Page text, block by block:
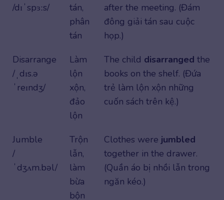
/dɪˈspɜːs/
tán,
phân
tán
after the meeting. (Đám
đông giải tán sau cuộc
họp.)
Disarrange
/ˌdɪs.ə
ˈreɪndʒ/
Làm
lộn
xộn,
đảo
lộn
The child disarranged the
books on the shelf. (Đứa
trẻ làm lộn xộn những
cuốn sách trên kệ.)
Jumble
/
ˈdʒʌm.bəl/
Trộn
lẫn,
làm
bừa
bộn
Clothes were jumbled
together in the drawer.
(Quần áo bị nhồi lẫn trong
ngăn kéo.)